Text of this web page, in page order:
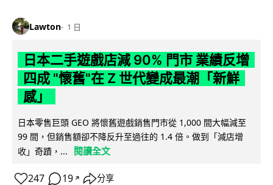
Lawton 1 日
日本二手遊戲店減 90% 門市 業績反增
四成 "懷舊"在 Z 世代變成最潮「新鮮
感」
日本零售巨頭 GEO 將懷舊遊戲銷售門市從 1,000 間大幅減至
99 間，但銷售額卻不降反升至過往的 1.4 倍。做到「減店增
收」奇蹟，...
閱讀全文
247 19 ↗ 分享